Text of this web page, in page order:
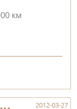
км
2012-03-27